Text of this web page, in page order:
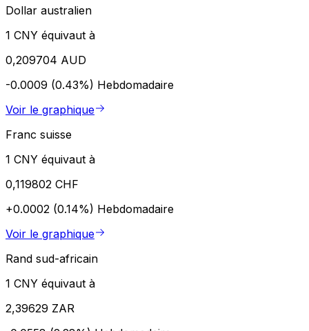
Dollar australien
1 CNY équivaut à
0,209704 AUD
-0.0009 (0.43%) Hebdomadaire
Voir le graphique
Franc suisse
1 CNY équivaut à
0,119802 CHF
+0.0002 (0.14%) Hebdomadaire
Voir le graphique
Rand sud-africain
1 CNY équivaut à
2,39629 ZAR